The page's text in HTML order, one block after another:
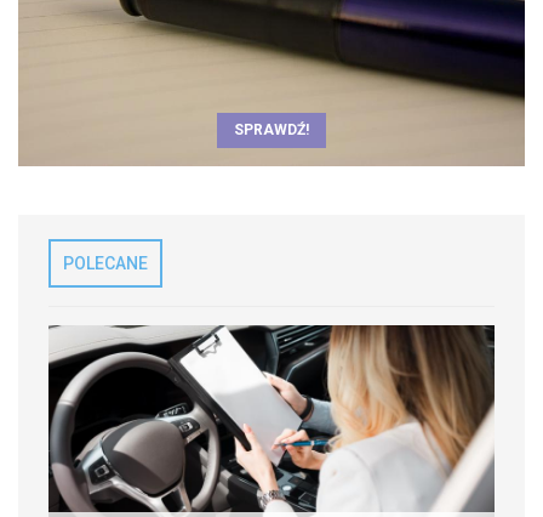
SPRAWDŹ!
POLECANE